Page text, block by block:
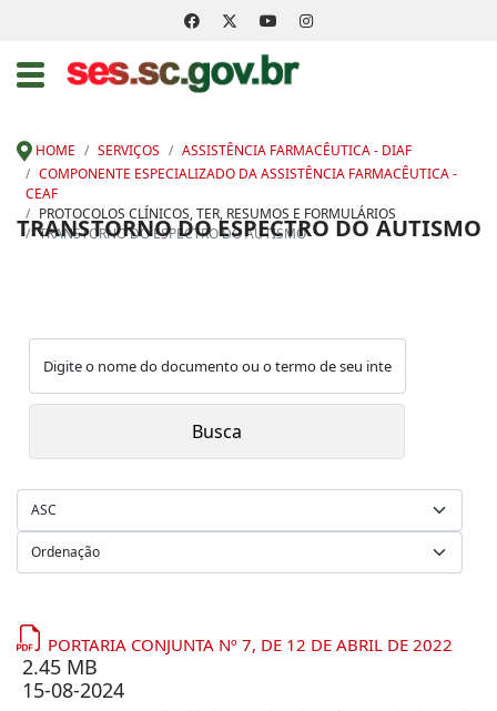
HOME SERVIÇOS
ASSISTÊNCIA FARMACÊUTICA - DIAF
COMPONENTE ESPECIALIZADO DA ASSISTÊNCIA FARMACÊUTICA -
CEAF
PROTOCOLOS CLÍNICOS, TER, RESUMOS E FORMULÁRIOS
TRANSTORNO DO ESPECTRO DO AUTISMO
TRANSTORNO DO ESPECTRO DO AUTISMO
PORTARIA CONJUNTA Nº 7, DE 12 DE ABRIL DE 2022
2.45 MB
15-08-2024